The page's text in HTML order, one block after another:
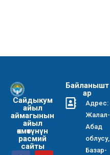
Сайдыкум
айыл
аймагынын
айыл
өкмөтүнүн
расмий
сайты
Байланышт
ар
Адрес:
Жалал-
Абад
облусу,
Базар-